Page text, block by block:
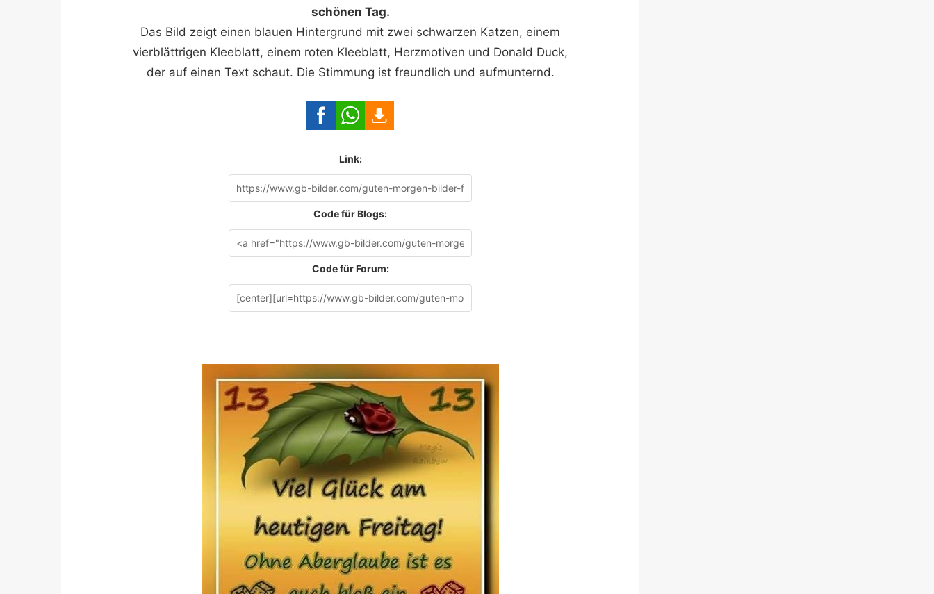
schönen Tag.
Das Bild zeigt einen blauen Hintergrund mit zwei schwarzen Katzen, einem
vierblättrigen Kleeblatt, einem roten Kleeblatt, Herzmotiven und Donald Duck,
der auf einen Text schaut. Die Stimmung ist freundlich und aufmunternd.
Link:
Code für Blogs:
Code für Forum: